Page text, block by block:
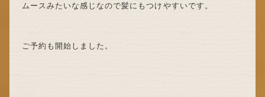
ムースみたいな感じなので髪にもつけやすいです。
ご予約も開始しました。